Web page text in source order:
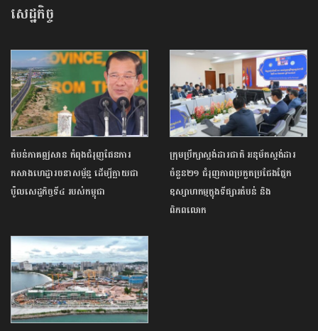
សេដ្ឋកិច្ច
តំបន់ភាគឦសាន កំពុងជំរុញផែនការ
កសាងហេដ្ឋារចនាសម្ព័ន្ធ ដើម្បីក្លាយជា
ប៉ូលសេដ្ឋកិច្ចទី៤ របស់កម្ពុជា
ក្រុមប្រឹក្សាស្តង់ដារជាតិ អនុម័តស្ដង់ដារ
ចំនួន២១ ជំរុញភាពប្រកួតប្រជែងផ្នែក
ឧស្សាហកម្មក្នុងទីផ្សារតំបន់ និង
ពិភពលោក